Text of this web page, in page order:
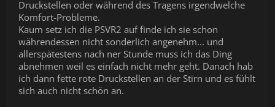
Druckstellen oder während des Tragens irgendwelche
Komfort-Probleme.
Kaum setz ich die PSVR2 auf finde ich sie schon
währendessen nicht sonderlich angenehm... und
allerspätestens nach ner Stunde muss ich das Ding
abnehmen weil es einfach nicht mehr geht. Danach hab
ich dann fette rote Druckstellen an der Stirn und es fühlt
sich auch nicht schön an.